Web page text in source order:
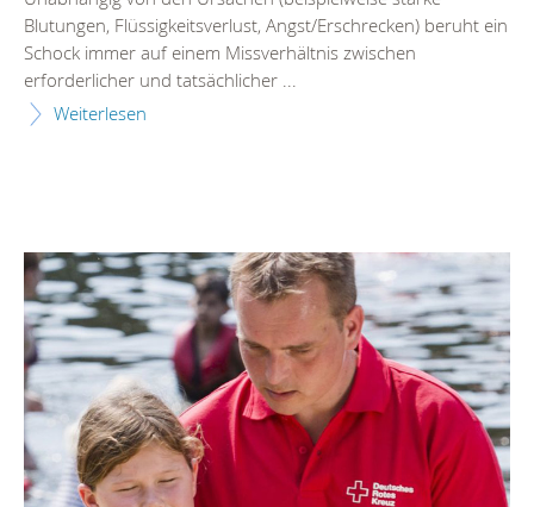
Blutungen, Flüssigkeitsverlust, Angst/Erschrecken) beruht ein
Schock immer auf einem Missverhältnis zwischen
erforderlicher und tatsächlicher ...
Weiterlesen